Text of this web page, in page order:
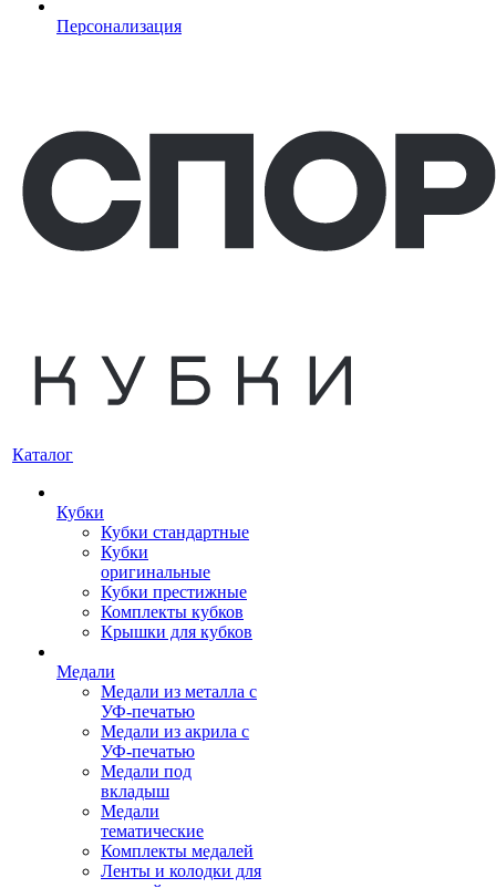
Персонализация
Каталог
Кубки
Кубки стандартные
Кубки
оригинальные
Кубки престижные
Комплекты кубков
Крышки для кубков
Медали
Медали из металла с
УФ-печатью
Медали из акрила с
УФ-печатью
Медали под
вкладыш
Медали
тематические
Комплекты медалей
Ленты и колодки для